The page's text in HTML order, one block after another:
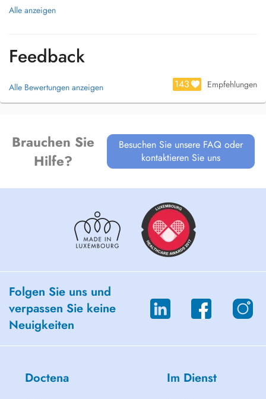
Alle anzeigen
Feedback
Alle Bewertungen anzeigen 143 Empfehlungen
Brauchen Sie
Hilfe?
Besuchen Sie unsere FAQ oder
kontaktieren Sie uns
Folgen Sie uns und
verpassen Sie keine
Neuigkeiten
Doctena Im Dienst